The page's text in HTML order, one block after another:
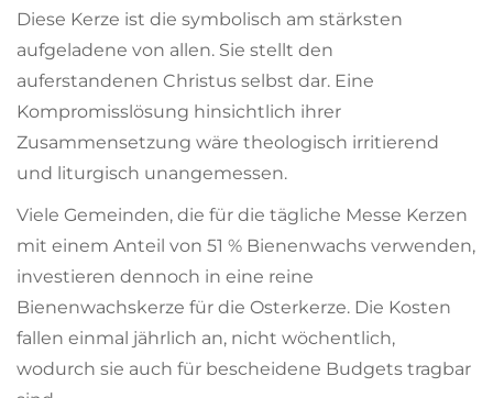
Diese Kerze ist die symbolisch am stärksten
aufgeladene von allen. Sie stellt den
auferstandenen Christus selbst dar. Eine
Kompromisslösung hinsichtlich ihrer
Zusammensetzung wäre theologisch irritierend
und liturgisch unangemessen.
Viele Gemeinden, die für die tägliche Messe Kerzen
mit einem Anteil von 51 % Bienenwachs verwenden,
investieren dennoch in eine reine
Bienenwachskerze für die Osterkerze. Die Kosten
fallen einmal jährlich an, nicht wöchentlich,
wodurch sie auch für bescheidene Budgets tragbar